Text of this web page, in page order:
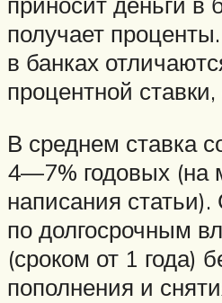
получает
в банках
процентной
В среднем ставка
4—7% годовых (на
написания статьи).
по долгосрочным
(сроком от 1 года)
пополнения и